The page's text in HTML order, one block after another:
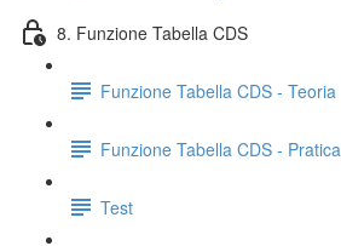
8. Funzione Tabella CDS
Funzione Tabella CDS - Teoria
Funzione Tabella CDS - Pratica
Test